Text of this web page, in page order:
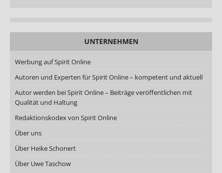
UNTERNEHMEN
Werbung auf Spirit Online
Autoren und Experten für Spirit Online – kompetent und aktuell
Autor werden bei Spirit Online – Beiträge veröffentlichen mit
Qualität und Haltung
Redaktionskodex von Spirit Online
Über uns
Über Heike Schonert
Über Uwe Taschow